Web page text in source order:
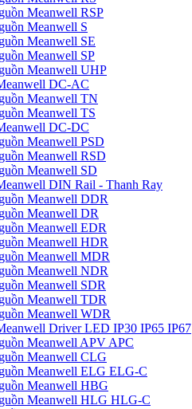
Meanwell RSP
Meanwell S
Meanwell SE
Meanwell SP
Meanwell UHP
DC-AC
Meanwell TN
Meanwell TS
DC-DC
Meanwell PSD
Meanwell RSD
Meanwell SD
DIN Rail - Thanh Ray
Meanwell DDR
Meanwell DR
Meanwell EDR
Meanwell HDR
Meanwell MDR
Meanwell NDR
Meanwell SDR
Meanwell TDR
Meanwell WDR
Driver LED IP30 IP65 IP67
Meanwell APV APC
Meanwell CLG
Meanwell ELG ELG-C
Meanwell HBG
Meanwell HLG HLG-C